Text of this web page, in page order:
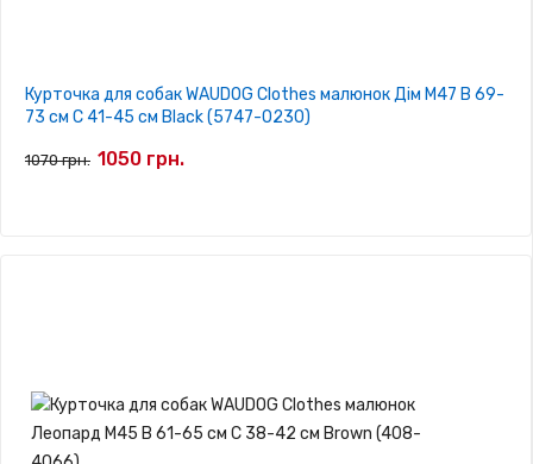
Курточка для собак WAUDOG Clothes малюнок Дім M47 В 69-
73 см С 41-45 см Black (5747-0230)
1070 грн. 1050 грн.